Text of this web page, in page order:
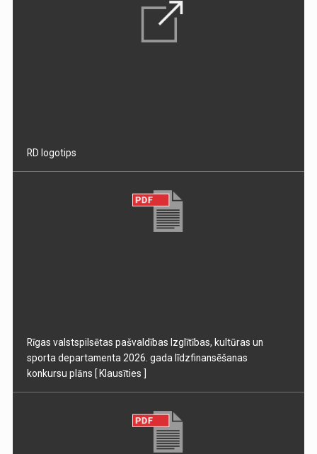
RD logotips
Rīgas valstspilsētas pašvaldības Izglītības, kultūras un
sporta departamenta 2026. gada līdzfinansēšanas
konkursu plāns [ Klausīties ]